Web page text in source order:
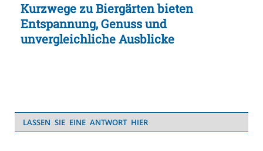
Kurzwege zu Biergärten bieten
Entspannung, Genuss und
unvergleichliche Ausblicke
LASSEN SIE EINE ANTWORT HIER